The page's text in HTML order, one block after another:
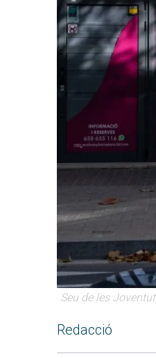
Seu de les
Redacció